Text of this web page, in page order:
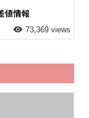
値情報
73,369 views